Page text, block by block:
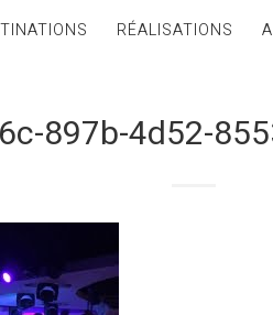
RÉALISATIONS
897b-4d52-